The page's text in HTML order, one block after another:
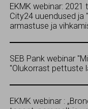
EKMK webinar:
City24 uuendused ja
armastuse ja
SEB Pank webinar
"Olukorrast pettuste
EKMK webinar :